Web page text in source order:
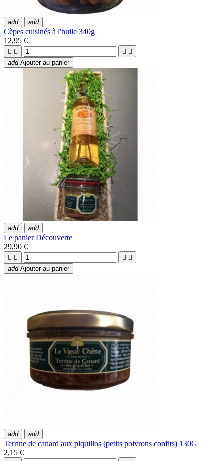
add add
Cèpes cuisinés à l'huile 340g
12,95 €
   
add Ajouter au panier
add add
Le panier Découverte
29,90 €
   
add Ajouter au panier
add add
Terrine de canard aux piquillos (petits poivrons confits) 130G
2,15 €